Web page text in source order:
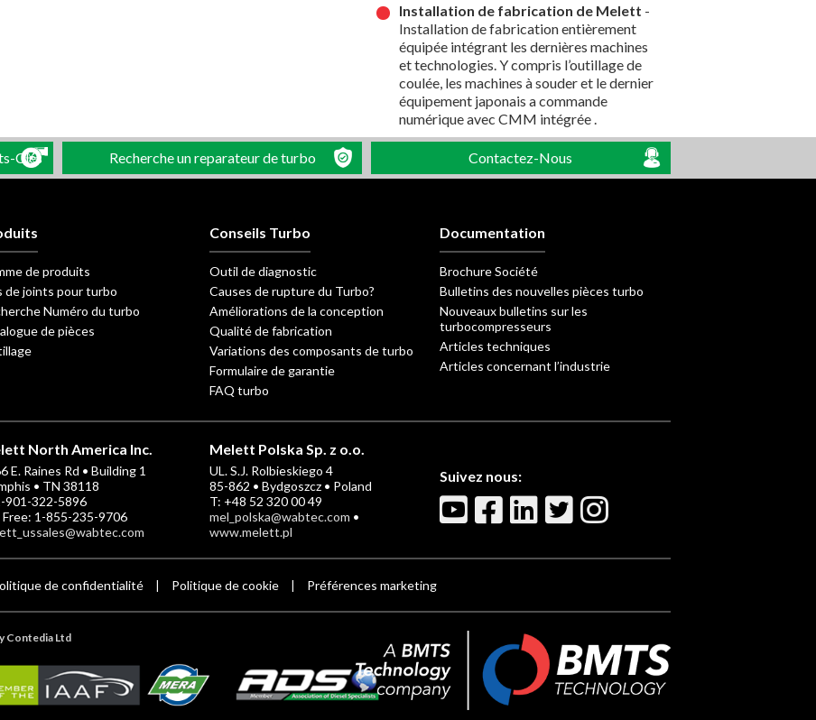
Installation de fabrication de Melett -
Installation de fabrication entièrement
équipée intégrant les dernières machines
et technologies. Y compris l’outillage de
coulée, les machines à souder et le dernier
équipement japonais a commande
numérique avec CMM intégrée .
Clés Recherche un reparateur de turbo Contactez-Nous
de produits
de joints pour turbo
Numéro du turbo
de pièces
Conseils Turbo
Outil de diagnostic
Causes de rupture du Turbo?
Améliorations de la conception
Qualité de fabrication
Variations des composants de turbo
Formulaire de garantie
FAQ turbo
Documentation
Brochure Société
Bulletins des nouvelles pièces turbo
Nouveaux bulletins sur les
turbocompresseurs
Articles techniques
Articles concernant l’industrie
North America Inc.
E. Raines Rd • Building 1
• TN 38118
901-322-5896
Free: 1-855-235-9706
Melett Polska Sp. z o.o.
UL. S.J. Rolbieskiego 4
85-862 • Bydgoszcz • Poland
T: +48 52 320 00 49
mel_polska@wabtec.com •
www.melett.pl
Suivez nous:
de confidentialité | Politique de cookie | Préférences marketing
Contedia Ltd